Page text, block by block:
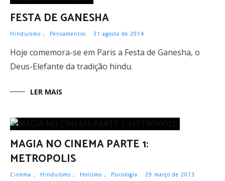
FESTA DE GANESHA
Hinduísmo , Pensamentos 31 agosto de 2014
Hoje comemora-se em Paris a Festa de Ganesha, o
Deus-Elefante da tradição hindu.
LER MAIS
MAGIA NO CINEMA PARTE 1:
METROPOLIS
Cinema , Hinduísmo , Holismo , Psicologia 29 março de 2013